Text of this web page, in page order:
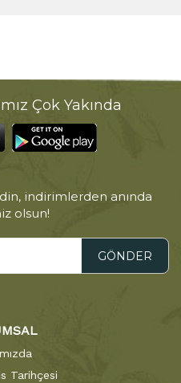
Çok Yakında
indirimlerden anında
olsun!
GÖNDER
Tarihçesi